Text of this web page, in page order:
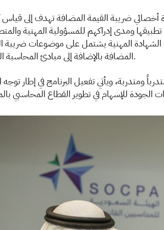
أخصائي ضريبة القيمة المضافة تهدف إلى قياس
ومدى إدراكهم للمسؤولية المهنية
الشهادة المهنية يشتمل على موضوعات ضريبة
المضافة بالإضافة إلى مبادئ المحاسبة المالية.
أن هذه الدفعة تعتبر الثانية من البرنامج ويبلغ عددهم 206 متدرب ومتدربة، في حين بلغ عدد الدفعة الأولى 85 متدرباً ومتدربة، ويأتي تفعيل البرنامج